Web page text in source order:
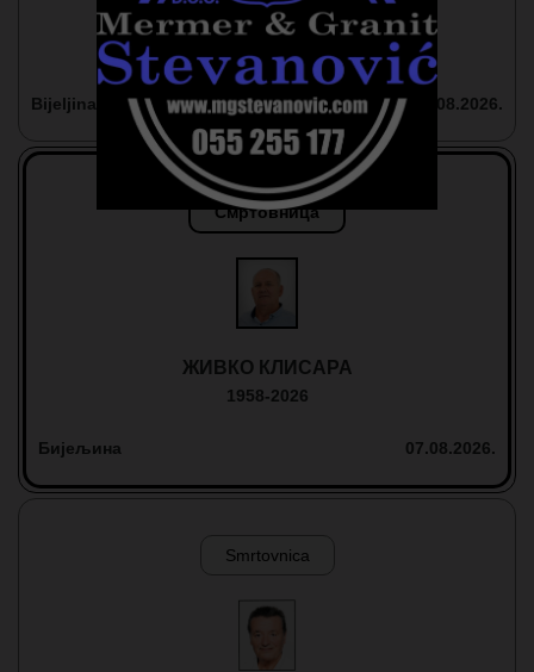
Kahrimanović (Omer) Mehemed
1963-2026.
Bijeljina 08.08.2026.
Смртовница
ЖИВКО КЛИСАРА
1958-2026
Бијељина 07.08.2026.
Smrtovnica